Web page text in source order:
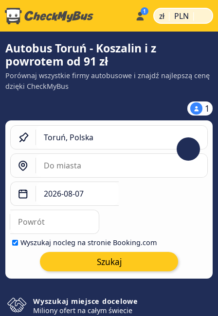
zł | PLN |
Autobus Toruń - Koszalin i z
powrotem od 91 zł
Porównaj wszystkie firmy autobusowe i znajdź najlepszą cenę
dzięki CheckMyBus
1
Wyszukaj nocleg na stronie Booking.com
Szukaj
Wyszukaj miejsce docelowe
Miliony ofert na całym świecie